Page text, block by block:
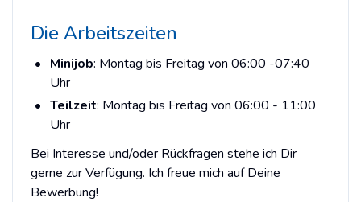
Die Arbeitszeiten
Minijob: Montag bis Freitag von 06:00 -07:40
Uhr
Teilzeit: Montag bis Freitag von 06:00 - 11:00
Uhr
Bei Interesse und/oder Rückfragen stehe ich Dir
gerne zur Verfügung. Ich freue mich auf Deine
Bewerbung!